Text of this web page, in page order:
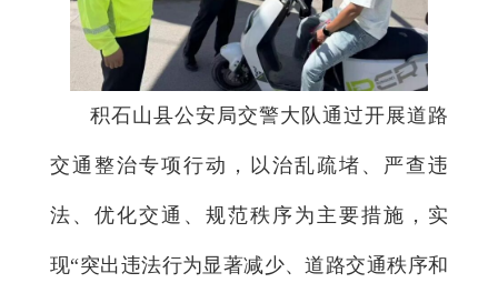
积石山县公安局交警大队通过开展道路
交通整治专项行动，以治乱疏堵、严查违
法、优化交通、规范秩序为主要措施，实
现“突出违法行为显著减少、道路交通秩序和